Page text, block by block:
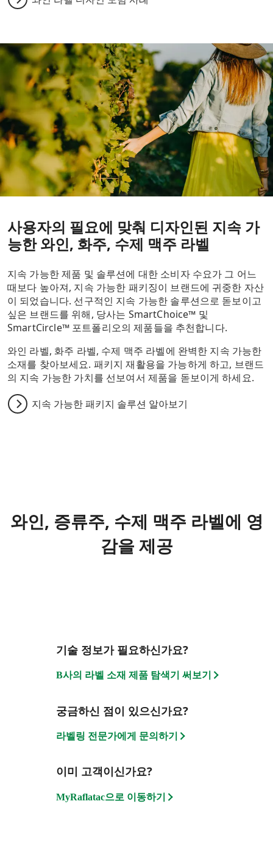
사용자의 필요에 맞춰 디자인된 지속 가
능한 와인, 화주, 수제 맥주 라벨
지속 가능한 제품 및 솔루션에 대한 소비자 수요가 그 어느
때보다 높아져, 지속 가능한 패키징이 브랜드에 귀중한 자산
이 되었습니다. 선구적인 지속 가능한 솔루션으로 돋보이고
싶은 브랜드를 위해, 당사는 SmartChoice™ 및
SmartCircle™ 포트폴리오의 제품들을 추천합니다.
와인 라벨, 화주 라벨, 수제 맥주 라벨에 완벽한 지속 가능한
소재를 찾아보세요. 패키지 재활용을 가능하게 하고, 브랜드
의 지속 가능한 가치를 선보여서 제품을 돋보이게 하세요.
지속 가능한 패키지 솔루션 알아보기
와인, 증류주, 수제 맥주 라벨에 영
감을 제공
기술 정보가 필요하신가요?
B사의 라벨 소재 제품 탐색기 써보기
궁금하신 점이 있으신가요?
라벨링 전문가에게 문의하기
이미 고객이신가요?
MyRaflatac으로 이동하기